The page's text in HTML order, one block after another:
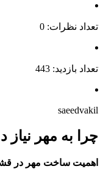
تعداد نظرات: 0
تعداد بازدید: 443
saeedvakil
چرا به مهر نیاز
اهمیت ساخت مهر در